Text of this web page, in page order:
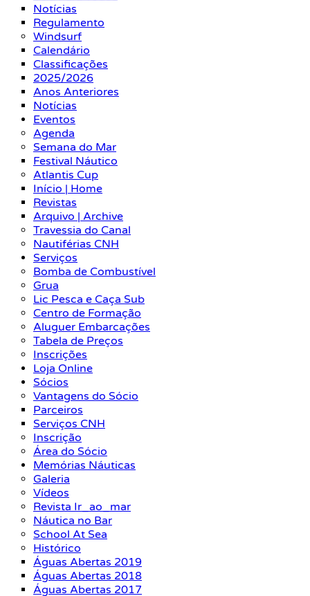
Notícias
Regulamento
Windsurf
Calendário
Classificações
2025/2026
Anos Anteriores
Notícias
Eventos
Agenda
Semana do Mar
Festival Náutico
Atlantis Cup
Início | Home
Revistas
Arquivo | Archive
Travessia do Canal
Nautiférias CNH
Serviços
Bomba de Combustível
Grua
Lic Pesca e Caça Sub
Centro de Formação
Aluguer Embarcações
Tabela de Preços
Inscrições
Loja Online
Sócios
Vantagens do Sócio
Parceiros
Serviços CNH
Inscrição
Área do Sócio
Memórias Náuticas
Galeria
Vídeos
Revista Ir_ao_mar
Náutica no Bar
School At Sea
Histórico
Águas Abertas 2019
Águas Abertas 2018
Águas Abertas 2017